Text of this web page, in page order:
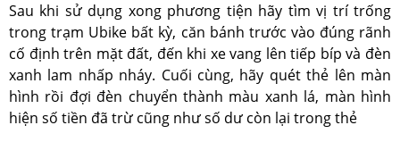
Sau khi sử dụng xong phương tiện hãy tìm vị trí trống
trong trạm Ubike bất kỳ, căn bánh trước vào đúng rãnh
cố định trên mặt đất, đến khi xe vang lên tiếp bíp và đèn
xanh lam nhấp nháy. Cuối cùng, hãy quét thẻ lên màn
hình rồi đợi đèn chuyển thành màu xanh lá, màn hình
hiện số tiền đã trừ cũng như số dư còn lại trong thẻ